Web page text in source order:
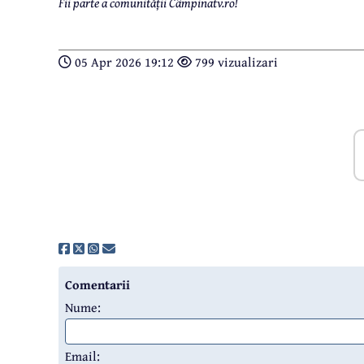
05 Apr 2026 19:12 799 vizualizari
Comentarii
Nume:
Email: